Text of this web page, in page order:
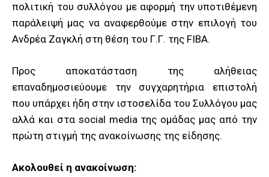
πολιτική του συλλόγου με αφορμή την υποτιθέμενη
παράλειψή μας να αναφερθούμε στην επιλογή του
Ανδρέα Ζαγκλή στη θέση του Γ.Γ. της FIBA.
Προς αποκατάσταση της αλήθειας
επαναδημοσιεύουμε την συγχαρητήρια επιστολή
που υπάρχει ήδη στην ιστοσελίδα του Συλλόγου μας
αλλά και στα social media της ομάδας μας από την
πρώτη στιγμή της ανακοίνωσης της είδησης.
Ακολουθεί η ανακοίνωση: